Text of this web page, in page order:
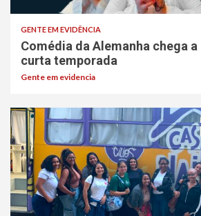
GENTE EM EVIDÊNCIA
Comédia da Alemanha chega a
curta temporada
Gente em evidencia